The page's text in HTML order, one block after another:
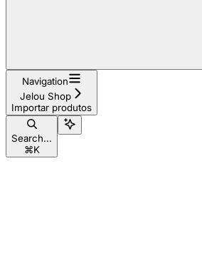
Navigation
Jelou Shop
Importar produtos
Search...
⌘K